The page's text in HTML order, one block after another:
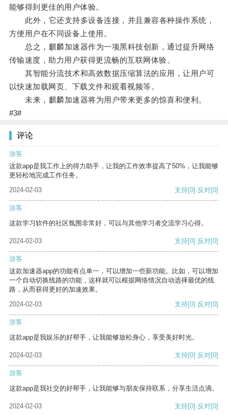
能够得到更佳的用户体验。
此外，它还支持多设备连接，并且兼容各种操作系统，
方便用户在不同设备上使用。
总之，麒麟加速器作为一项黑科技创新，通过提升网络
传输速度，助力用户获得更流畅的互联网体验。
其智能分流技术和高效数据压缩算法的应用，让用户可
以快速加载网页、下载文件和观看视频等。
未来，麒麟加速器将为用户带来更多的惊喜和便利。
#3#
评论
游客
这款app是我工作上的得力助手，让我的工作效率提高了50%，让我能够
更轻松地完成工作任务。
2024-02-03
支持[0] 反对[0]
游客
这款学习软件的社区氛围非常好，可以与其他学习者交流学习心得。
2024-02-03 支持[0] 反对[0]
游客
这款加速器app的功能有点单一，可以增加一些新功能。比如，可以增加
一个自动切换线路的功能，这样就可以根据网络情况自动选择最优的线
路，从而获得更好的加速效果。
2024-02-03
支持[0] 反对[0]
游客
这款app是我娱乐的好帮手，让我能够放松身心，享受美好时光。
2024-02-03 支持[0] 反对[0]
游客
这款app是我社交的好帮手，让我能够与朋友保持联系，分享生活点滴。
2024-02-03 支持[0] 反对[0]